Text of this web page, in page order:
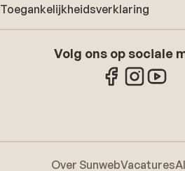
Toegankelijkheidsverklaring
Volg ons op sociale
Over SunwebVacatures